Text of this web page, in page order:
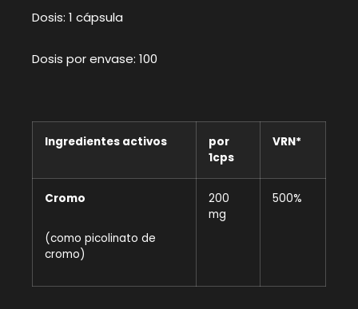
Dosis: 1 cápsula
Dosis por envase: 100
Ingredientes activos
por
1cps
VRN*
Cromo
(como picolinato de
cromo)
200
mg
500%